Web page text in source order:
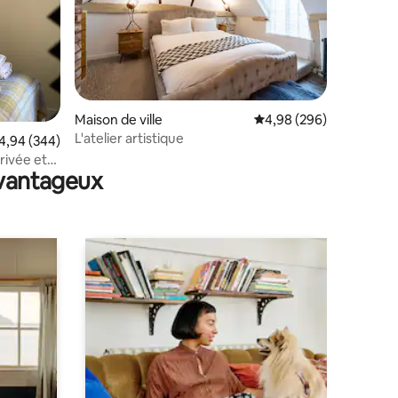
: 4,92 sur 5
moyenne sur la base de 344 commentaires : 4,94 sur 5
(344)
et
Maison de ville Évaluation moyenne
4,98 (296)
L'atelier artistique